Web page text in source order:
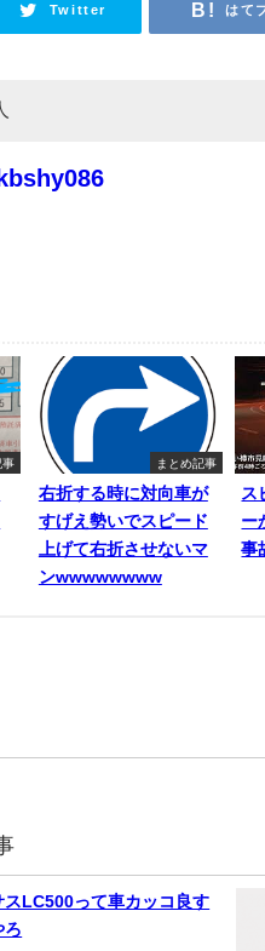
Twitter はて
事 まとめ記事
右折する時に対向車が
すげえ勢いでスピード
上げて右折させないマ
ンwwwwwwww
ス
ー
事
スLC500って車カッコ良す
ろ